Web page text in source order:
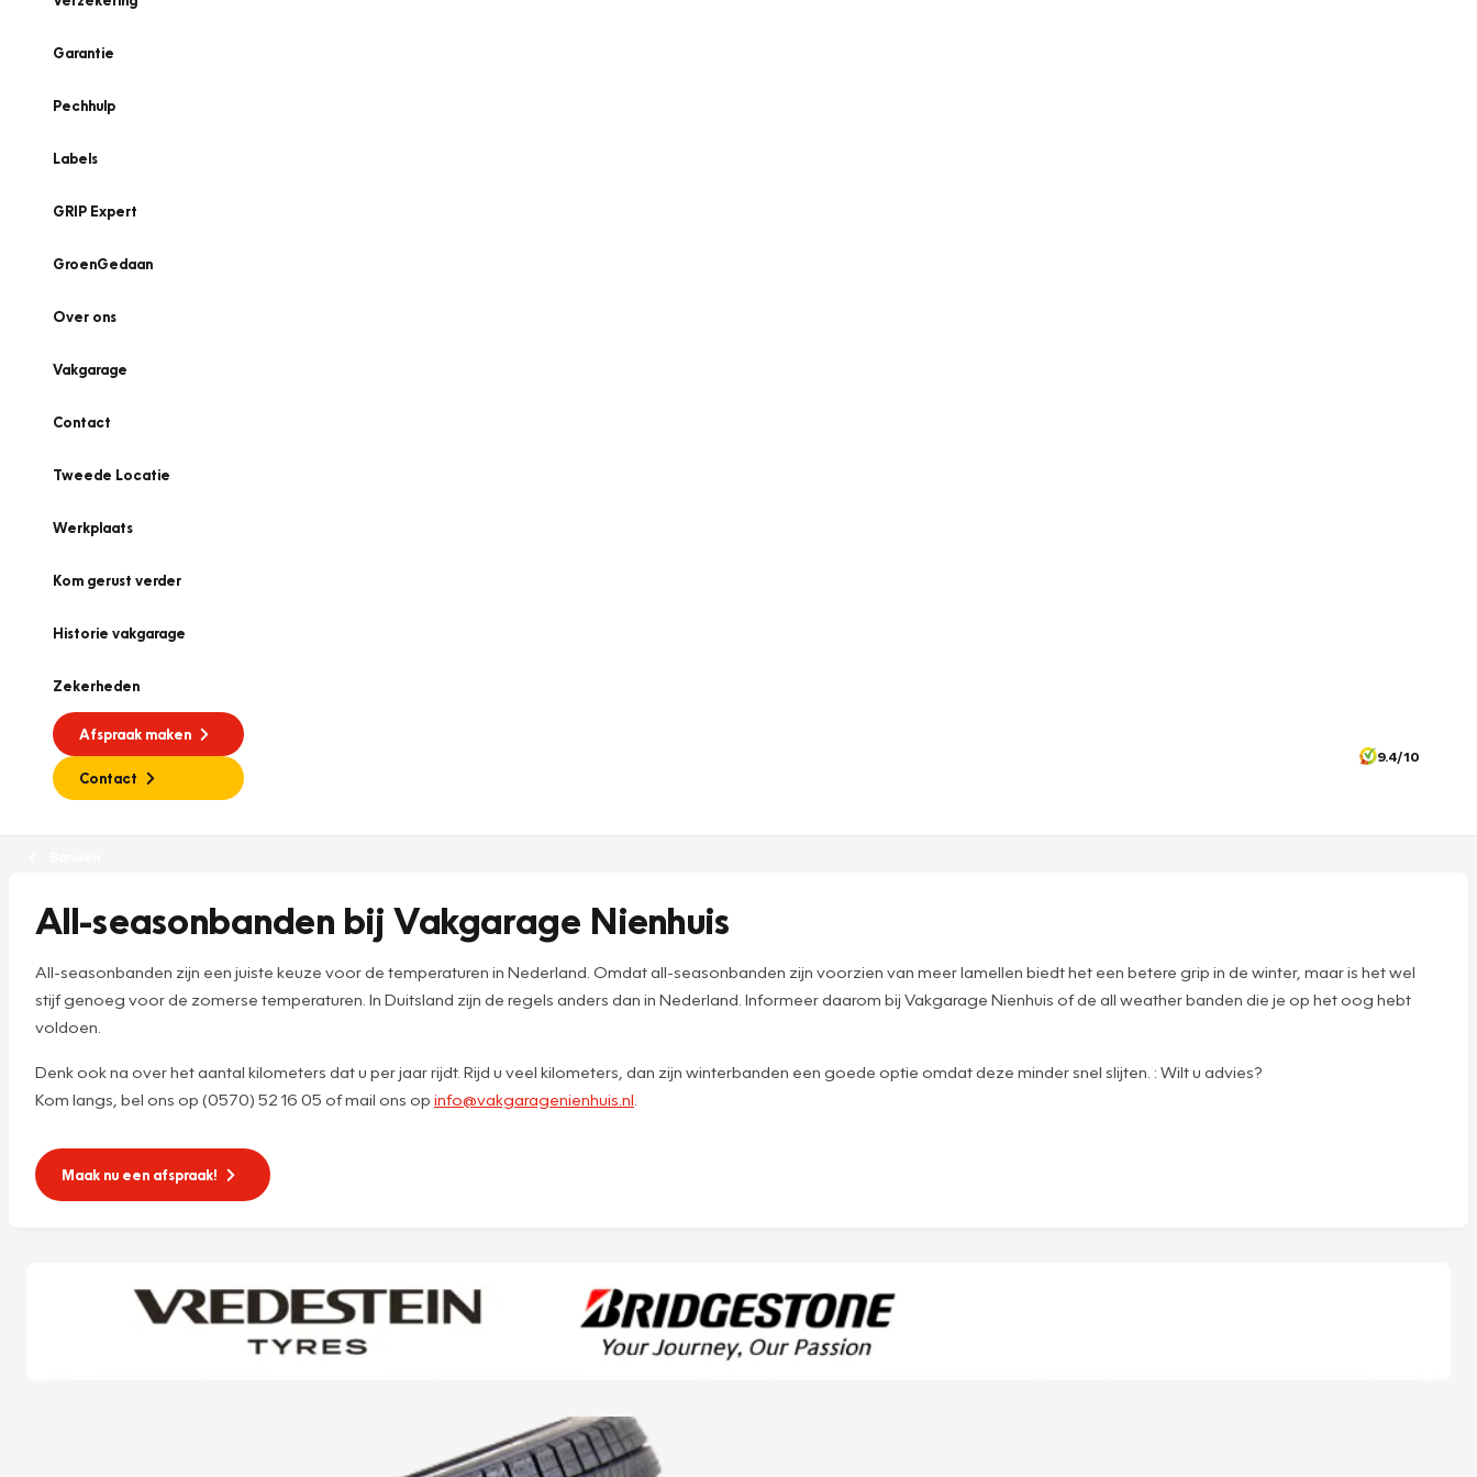
Garantie
Pechhulp
Labels
GRIP Expert
GroenGedaan
Over ons
Vakgarage
Contact
Tweede Locatie
Werkplaats
Kom gerust verder
Historie vakgarage
Zekerheden
Afspraak maken
Contact
9.4/10
All-seasonbanden bij Vakgarage Nienhuis
All-seasonbanden zijn een juiste keuze voor de temperaturen in Nederland. Omdat all-seasonbanden zijn voorzien van meer lamellen biedt het een betere grip in de winter, maar is het wel
stijf genoeg voor de zomerse temperaturen. In Duitsland zijn de regels anders dan in Nederland. Informeer daarom bij Vakgarage Nienhuis of de all weather banden die je op het oog hebt
voldoen.
Denk ook na over het aantal kilometers dat u per jaar rijdt. Rijd u veel kilometers, dan zijn winterbanden een goede optie omdat deze minder snel slijten. : Wilt u advies?
Kom langs, bel ons op (0570) 52 16 05 of mail ons op info@vakgaragenienhuis.nl
Maak nu een afspraak!